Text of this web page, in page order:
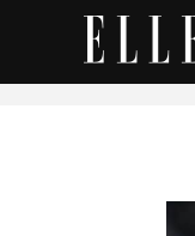
ajudamos a